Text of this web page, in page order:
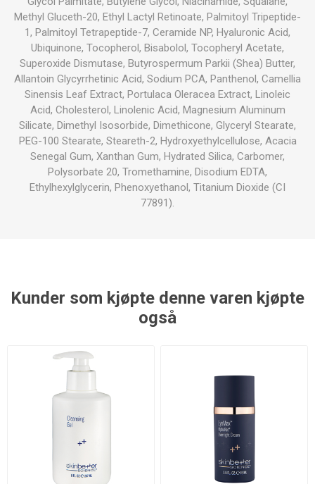
Methyl Gluceth-20, Ethyl Lactyl Retinoate, Palmitoyl Tripeptide-
1, Palmitoyl Tetrapeptide-7, Ceramide NP, Hyaluronic Acid,
Ubiquinone, Tocopherol, Bisabolol, Tocopheryl Acetate,
Superoxide Dismutase, Butyrospermum Parkii (Shea) Butter,
Allantoin Glycyrrhetinic Acid, Sodium PCA, Panthenol, Camellia
Sinensis Leaf Extract, Portulaca Oleracea Extract, Linoleic
Acid, Cholesterol, Linolenic Acid, Magnesium Aluminum
Silicate, Dimethyl Isosorbide, Dimethicone, Glyceryl Stearate,
PEG-100 Stearate, Steareth-2, Hydroxyethylcellulose, Acacia
Senegal Gum, Xanthan Gum, Hydrated Silica, Carbomer,
Polysorbate 20, Tromethamine, Disodium EDTA,
Ethylhexylglycerin, Phenoxyethanol, Titanium Dioxide (CI
77891).
Kunder som kjøpte denne varen kjøpte
også